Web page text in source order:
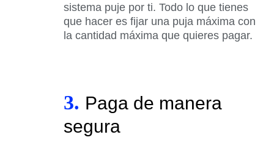
sistema puje por ti. Todo lo que tienes
que hacer es fijar una puja máxima con
la cantidad máxima que quieres pagar.
3. Paga de manera
segura